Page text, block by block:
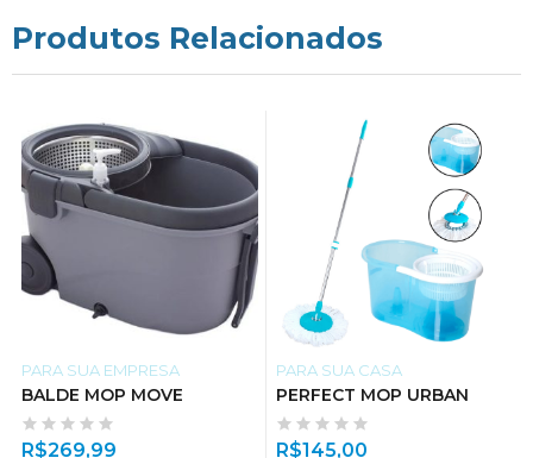
Produtos Relacionados
PARA SUA EMPRESA
BALDE MOP MOVE
R$269,99
PARA SUA CASA
PERFECT MOP URBAN
R$145,00